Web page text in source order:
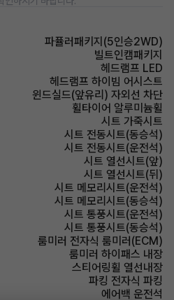
파퓰러패키지(5인승2WD)
빌트인캠패키지
헤드램프 LED
헤드램프 하이빔 어시스트
윈드실드(앞유리) 자외선 차단
휠타이어 알루미늄휠
시트 가죽시트
시트 전동시트(동승석)
시트 전동시트(운전석)
시트 열선시트(앞)
시트 열선시트(뒤)
시트 메모리시트(운전석)
시트 메모리시트(동승석)
시트 통풍시트(운전석)
시트 통풍시트(동승석)
룸미러 전자식 룸미러(ECM)
룸미러 하이패스 내장
스티어링휠 열선내장
파킹 전자식 파킹
에어백 운전석